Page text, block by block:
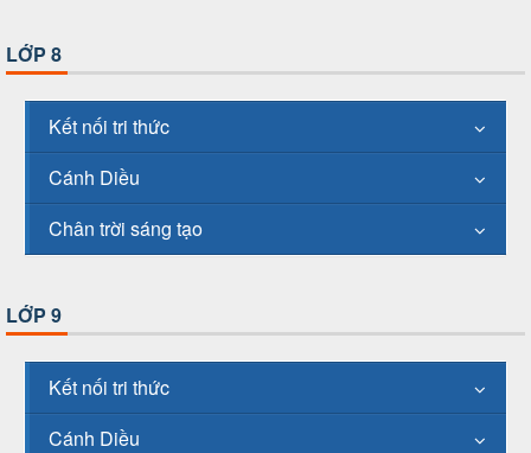
LỚP 8
Kết nối tri thức
Cánh Diều
Chân trời sáng tạo
LỚP 9
Kết nối tri thức
Cánh Diều